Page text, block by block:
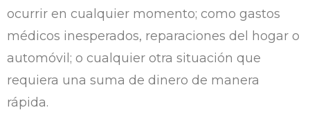
ocurrir en cualquier momento; como gastos
médicos inesperados, reparaciones del hogar o
automóvil; o cualquier otra situación que
requiera una suma de dinero de manera
rápida.